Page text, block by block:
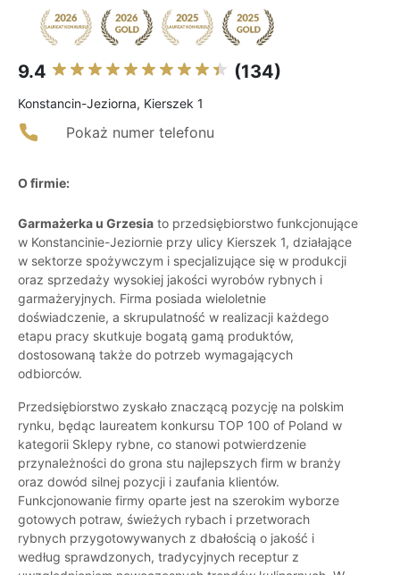
9.4 (134)
Konstancin-Jeziorna, Kierszek 1
Pokaż numer telefonu
O firmie:
Garmażerka u Grzesia to przedsiębiorstwo funkcjonujące
w Konstancinie-Jeziornie przy ulicy Kierszek 1, działające
w sektorze spożywczym i specjalizujące się w produkcji
oraz sprzedaży wysokiej jakości wyrobów rybnych i
garmażeryjnych. Firma posiada wieloletnie
doświadczenie, a skrupulatność w realizacji każdego
etapu pracy skutkuje bogatą gamą produktów,
dostosowaną także do potrzeb wymagających
odbiorców.
Przedsiębiorstwo zyskało znaczącą pozycję na polskim
rynku, będąc laureatem konkursu TOP 100 of Poland w
kategorii Sklepy rybne, co stanowi potwierdzenie
przynależności do grona stu najlepszych firm w branży
oraz dowód silnej pozycji i zaufania klientów.
Funkcjonowanie firmy oparte jest na szerokim wyborze
gotowych potraw, świeżych rybach i przetworach
rybnych przygotowywanych z dbałością o jakość i
według sprawdzonych, tradycyjnych receptur z